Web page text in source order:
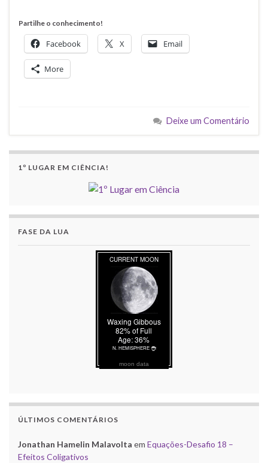
Partilhe o conhecimento!
Facebook X Email
More
Deixe um Comentário
1º LUGAR EM CIÊNCIA!
FASE DA LUA
moon data
ÚLTIMOS COMENTÁRIOS
Jonathan Hamelin Malavolta em Equações-Desafio 18 –
Efeitos Coligativos